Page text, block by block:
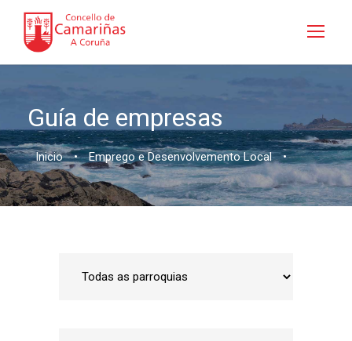
Guía de empresas
Inicio • Emprego e Desenvolvemento Local •